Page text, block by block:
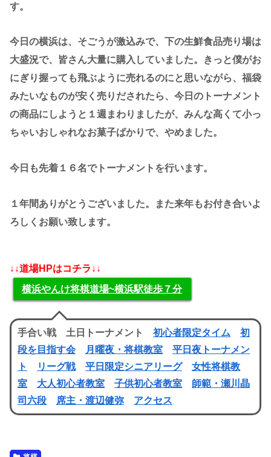
す。
今日の横浜は、そごうが激込みで、下の生鮮食品売り場は
大盛況で、皆さん大量に購入していました。きっと僕がお
にぎり握っても飛ぶように売れるのにと思いながら、福袋
みたいなものが安く売りだされたら、今日のトーナメント
の商品にしようと１週まわりましたが、みんな高くて小っ
ちゃいおしゃれなお菓子ばかりで、やめました。
今日も先着１６名でトーナメントを行います。
１年間ありがとうございました。また来年もお付き合いよ
ろしくお願い致します。
↓↓道場HPはコチラ↓↓
横浜やんけ将棋道場~横浜駅徒歩７分
手合い戦 土日トーナメント 初心者限定タイム
初
段を目指す会
月曜夜・将棋教室
平日夜トーナメン
ト
リーグ戦 平日限定シニアリーグ
女性将棋教
室
大人初心者教室 子供初心者教室
師範・瀬川晶
司六段
席主・渡辺健弥 アクセス